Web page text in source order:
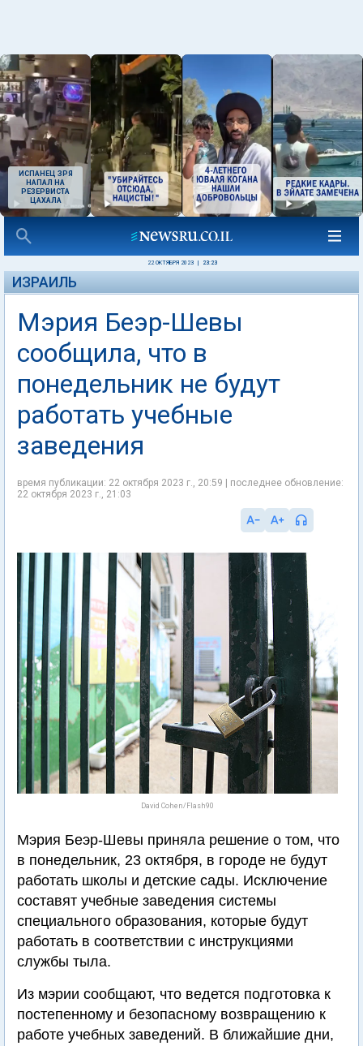
ИСПАНЕЦ ЗРЯ
НАПАЛ НА
РЕЗЕРВИСТА
ЦАХАЛА
22 ОКТЯБРЯ 2023 23:23
ИЗРАИЛЬ
Мэрия Беэр-Шевы
сообщила, что в
понедельник не будут
работать учебные
заведения
время публикации: 22 октября 2023 г., 20:59 | последнее обновление:
22 октября 2023 г., 21:03
David Cohen/Flash90
Мэрия Беэр-Шевы приняла решение о том, что
в понедельник, 23 октября, в городе не будут
работать школы и детские сады. Исключение
составят учебные заведения системы
специального образования, которые будут
работать в соответствии с инструкциями
службы тыла.
Из мэрии сообщают, что ведется подготовка к
постепенному и безопасному возвращению к
работе учебных заведений. В ближайшие дни,